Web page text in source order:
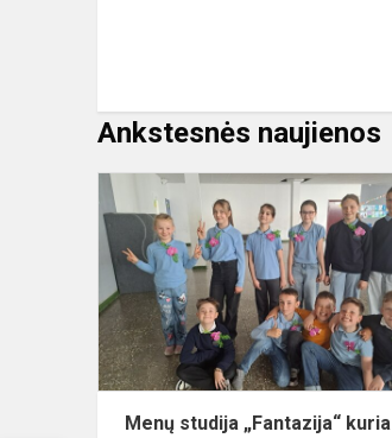
Ankstesnės naujienos
Menų studija „Fantazija“ kuria